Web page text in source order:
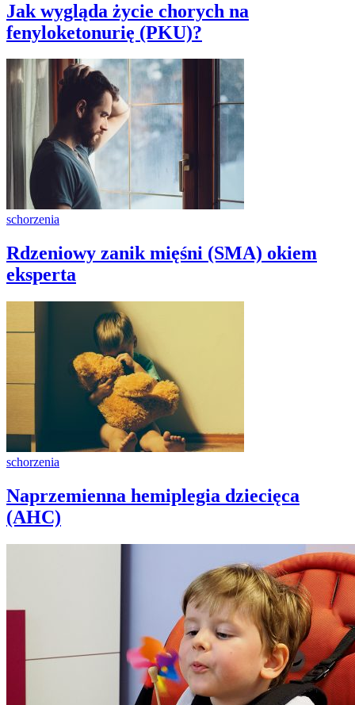
Jak wygląda życie chorych na
fenyloketonurię (PKU)?
schorzenia
Rdzeniowy zanik mięśni (SMA) okiem
eksperta
schorzenia
Naprzemienna hemiplegia dziecięca
(AHC)